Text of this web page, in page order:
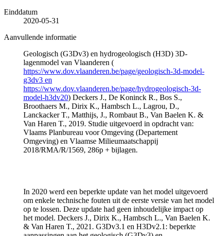
Einddatum
2020-05-31
Aanvullende informatie
Geologisch (G3Dv3) en hydrogeologisch (H3D) 3D-
lagenmodel van Vlaanderen (
https://www.dov.vlaanderen.be/page/geologisch-3d-model-
g3dv3 en
https://www.dov.vlaanderen.be/page/hydrogeologisch-3d-
model-h3dv20) Deckers J., De Koninck R., Bos S.,
Broothaers M., Dirix K., Hambsch L., Lagrou, D.,
Lanckacker T., Matthijs, J., Rombaut B., Van Baelen K. &
Van Haren T., 2019. Studie uitgevoerd in opdracht van:
Vlaams Planbureau voor Omgeving (Departement
Omgeving) en Vlaamse Milieumaatschappij
2018/RMA/R/1569, 286p + bijlagen.
In 2020 werd een beperkte update van het model uitgevoerd
om enkele technische fouten uit de eerste versie van het model
op te lossen. Deze update had geen inhoudelijke impact op
het model. Deckers J., Dirix K., Hambsch L., Van Baelen K.
& Van Haren T., 2021. G3Dv3.1 en H3Dv2.1: beperkte